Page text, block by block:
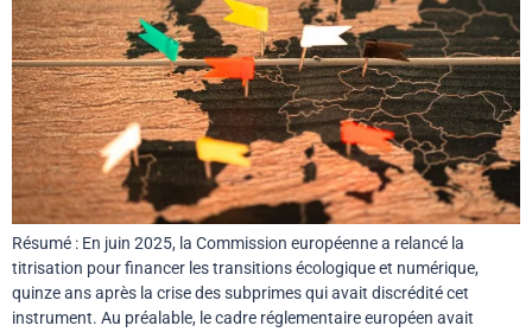
Résumé : En juin 2025, la Commission européenne a relancé la
titrisation pour financer les transitions écologique et numérique,
quinze ans après la crise des subprimes qui avait discrédité cet
instrument. Au préalable, le cadre réglementaire européen avait